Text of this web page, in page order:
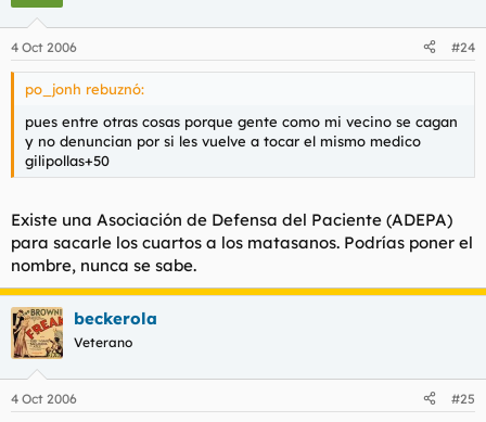
4 Oct 2006 #24
po_jonh rebuznó:
pues entre otras cosas porque gente como mi vecino se cagan
y no denuncian por si les vuelve a tocar el mismo medico
gilipollas+50
Existe una Asociación de Defensa del Paciente (ADEPA)
para sacarle los cuartos a los matasanos. Podrías poner el
nombre, nunca se sabe.
beckerola
Veterano
4 Oct 2006 #25